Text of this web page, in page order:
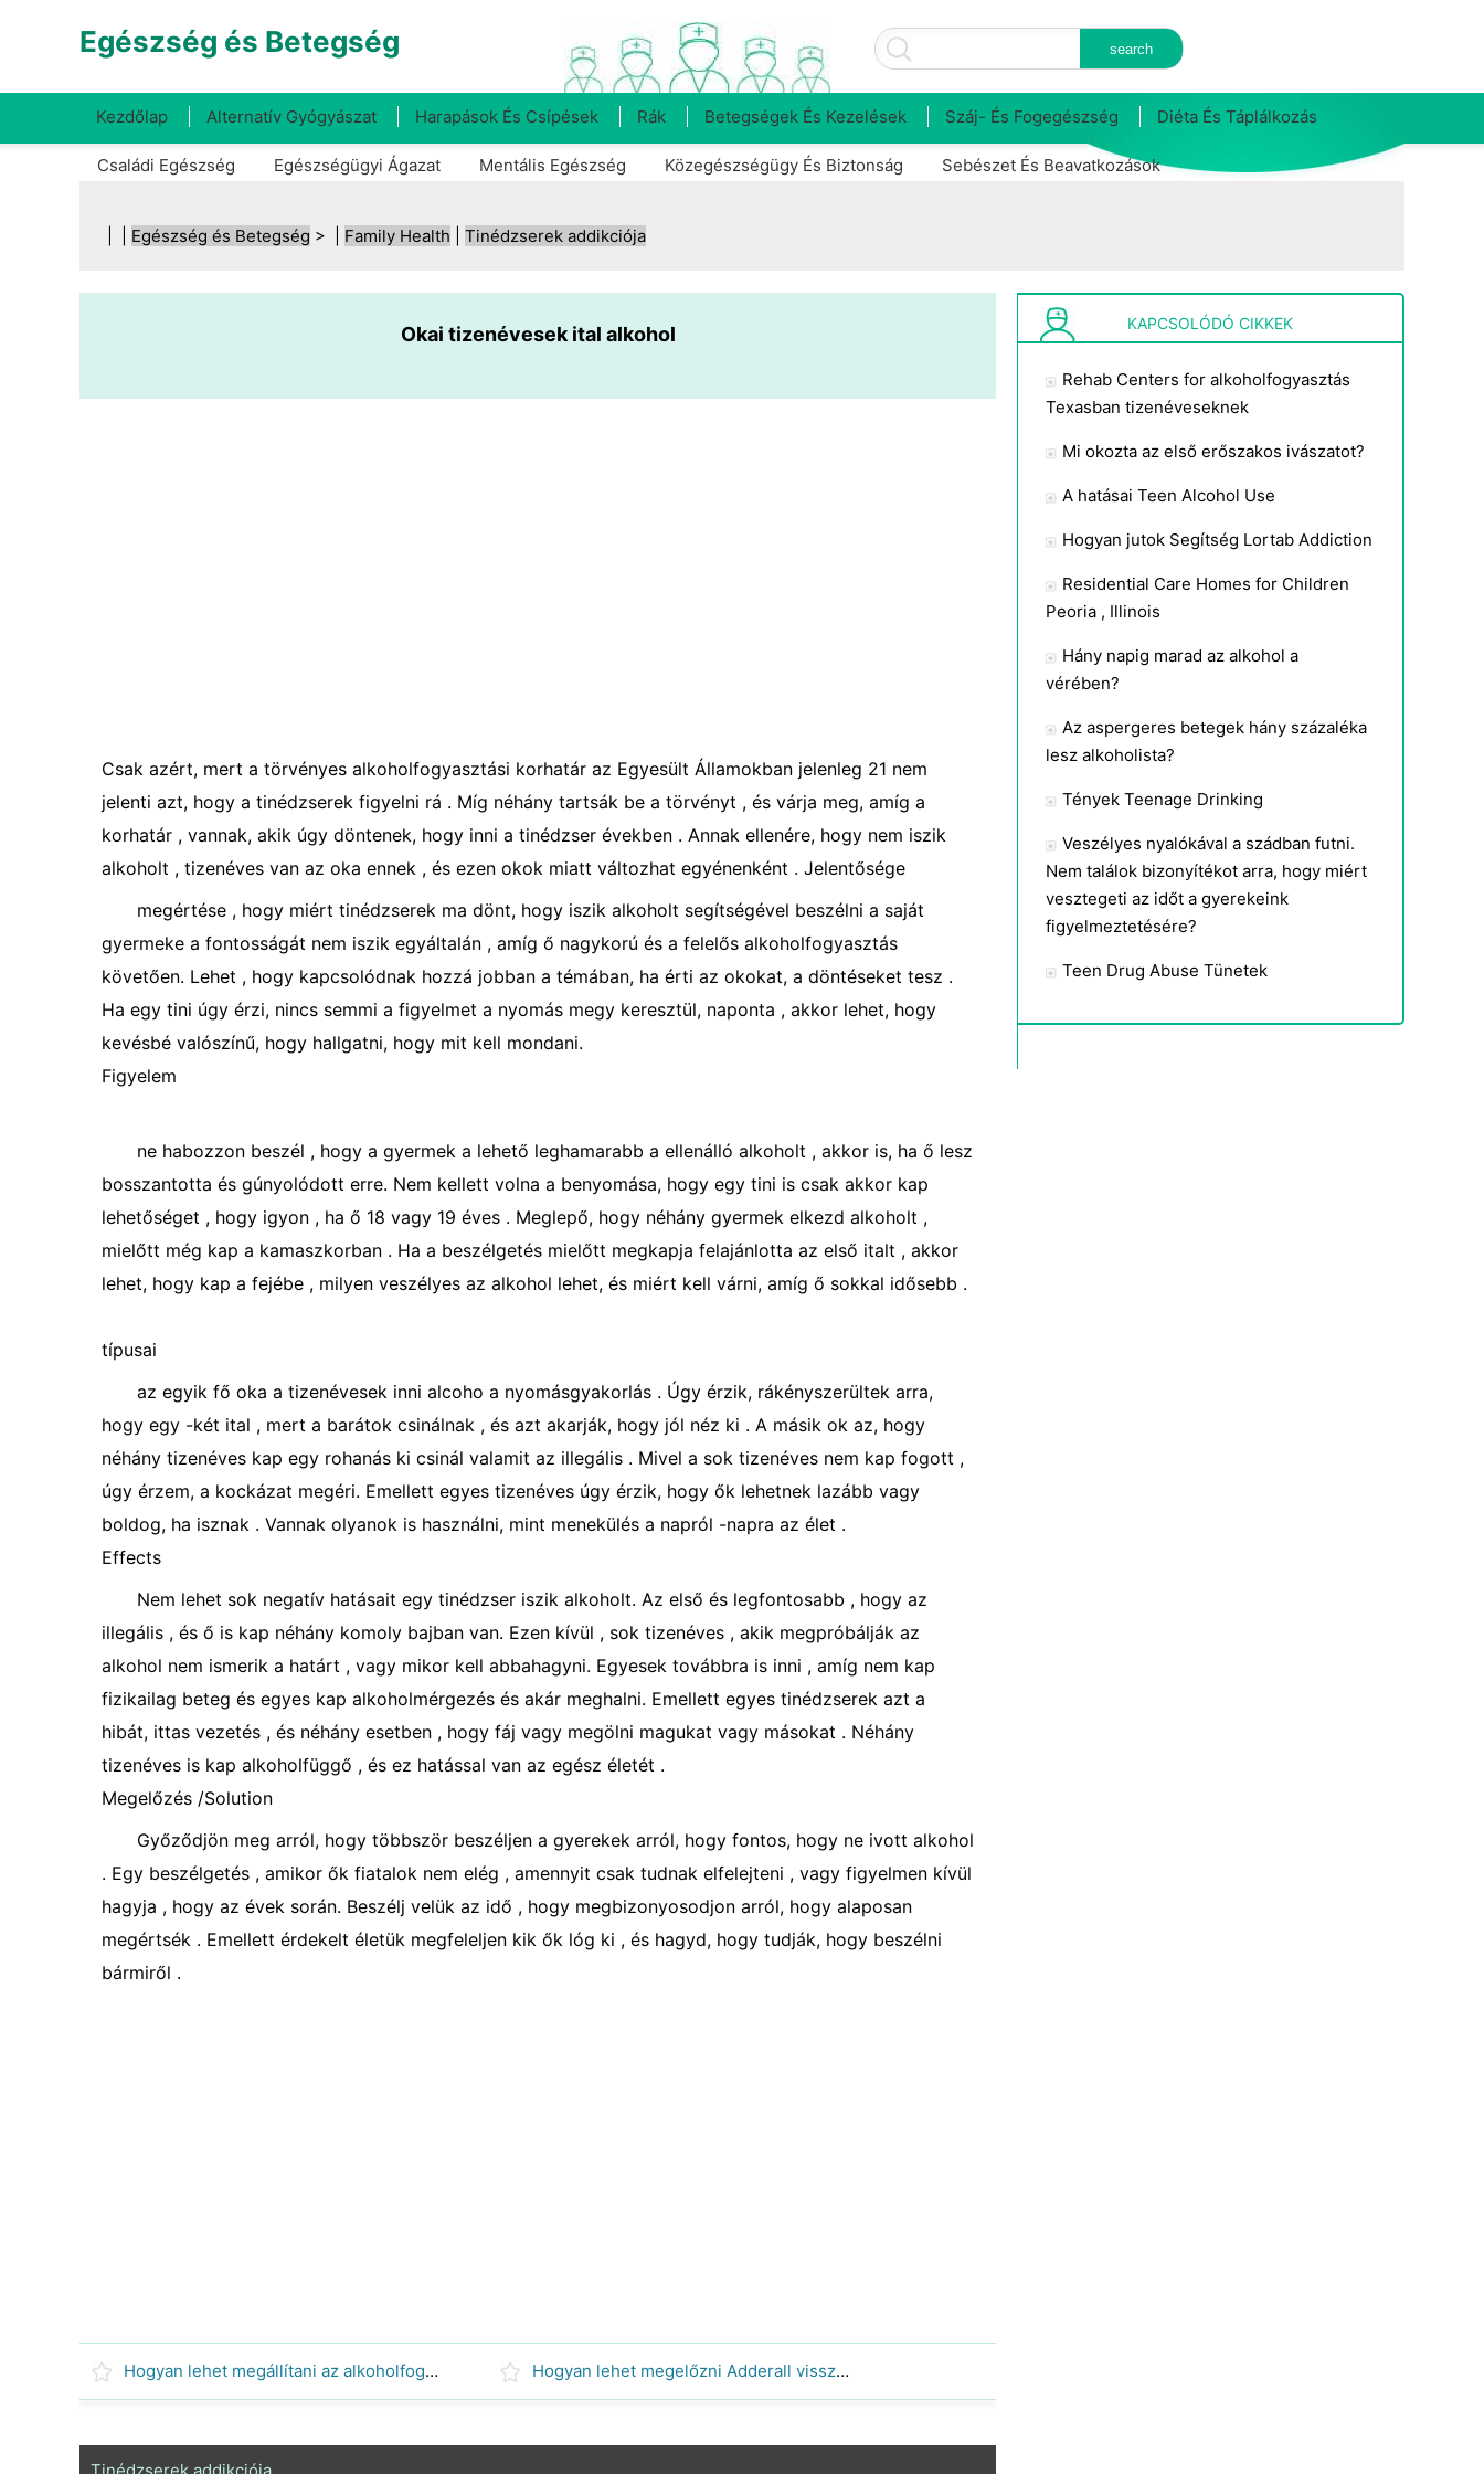
Egészség és Betegség
Kezdőlap Alternatív Gyógyászat Harapások És Csípések Rák Betegségek És Kezelések Száj- És Fogegészség Diéta És Táplálkozás
Családi Egészség Egészségügyi Ágazat Mentális Egészség Közegészségügy És Biztonság Sebészet És Beavatkozások
Egészség és Betegség > | Family Health Tinédzserek addikciója
Okai tizenévesek ital alkohol
Csak azért, mert a törvényes alkoholfogyasztási korhatár az Egyesült Államokban jelenleg 21 nem
jelenti azt, hogy a tinédzserek figyelni rá . Míg néhány tartsák be a törvényt , és várja meg, amíg a
korhatár , vannak, akik úgy döntenek, hogy inni a tinédzser években . Annak ellenére, hogy nem iszik
alkoholt , tizenéves van az oka ennek , és ezen okok miatt változhat egyénenként . Jelentősége
megértése , hogy miért tinédzserek ma dönt, hogy iszik alkoholt segítségével beszélni a saját
gyermeke a fontosságát nem iszik egyáltalán , amíg ő nagykorú és a felelős alkoholfogyasztás
követően. Lehet , hogy kapcsolódnak hozzá jobban a témában, ha érti az okokat, a döntéseket tesz .
Ha egy tini úgy érzi, nincs semmi a figyelmet a nyomás megy keresztül, naponta , akkor lehet, hogy
kevésbé valószínű, hogy hallgatni, hogy mit kell mondani.
Figyelem
ne habozzon beszél , hogy a gyermek a lehető leghamarabb a ellenálló alkoholt , akkor is, ha ő lesz
bosszantotta és gúnyolódott erre. Nem kellett volna a benyomása, hogy egy tini is csak akkor kap
lehetőséget , hogy igyon , ha ő 18 vagy 19 éves . Meglepő, hogy néhány gyermek elkezd alkoholt ,
mielőtt még kap a kamaszkorban . Ha a beszélgetés mielőtt megkapja felajánlotta az első italt , akkor
lehet, hogy kap a fejébe , milyen veszélyes az alkohol lehet, és miért kell várni, amíg ő sokkal idősebb .
típusai
az egyik fő oka a tizenévesek inni alcoho a nyomásgyakorlás . Úgy érzik, rákényszerültek arra,
hogy egy -két ital , mert a barátok csinálnak , és azt akarják, hogy jól néz ki . A másik ok az, hogy
néhány tizenéves kap egy rohanás ki csinál valamit az illegális . Mivel a sok tizenéves nem kap fogott ,
úgy érzem, a kockázat megéri. Emellett egyes tizenéves úgy érzik, hogy ők lehetnek lazább vagy
boldog, ha isznak . Vannak olyanok is használni, mint menekülés a napról -napra az élet .
Effects
Nem lehet sok negatív hatásait egy tinédzser iszik alkoholt. Az első és legfontosabb , hogy az
illegális , és ő is kap néhány komoly bajban van. Ezen kívül , sok tizenéves , akik megpróbálják az
alkohol nem ismerik a határt , vagy mikor kell abbahagyni. Egyesek továbbra is inni , amíg nem kap
fizikailag beteg és egyes kap alkoholmérgezés és akár meghalni. Emellett egyes tinédzserek azt a
hibát, ittas vezetés , és néhány esetben , hogy fáj vagy megölni magukat vagy másokat . Néhány
tizenéves is kap alkoholfüggő , és ez hatással van az egész életét .
Megelőzés /Solution
Győződjön meg arról, hogy többször beszéljen a gyerekek arról, hogy fontos, hogy ne ivott alkohol
. Egy beszélgetés , amikor ők fiatalok nem elég , amennyit csak tudnak elfelejteni , vagy figyelmen kívül
hagyja , hogy az évek során. Beszélj velük az idő , hogy megbizonyosodjon arról, hogy alaposan
megértsék . Emellett érdekelt életük megfeleljen kik ők lóg ki , és hagyd, hogy tudják, hogy beszélni
bármiről .
Hogyan lehet megállítani az alkoholfogyasztás Hogyan lehet megelőzni Adderall visszaélés
KAPCSOLÓDÓ CIKKEK
Rehab Centers for alkoholfogyasztás
Texasban tizenéveseknek
Mi okozta az első erőszakos ivászatot?
A hatásai Teen Alcohol Use
Hogyan jutok Segítség Lortab Addiction
Residential Care Homes for Children
Peoria , Illinois
Hány napig marad az alkohol a
vérében?
Az aspergeres betegek hány százaléka
lesz alkoholista?
Tények Teenage Drinking
Veszélyes nyalókával a szádban futni.
Nem találok bizonyítékot arra, hogy miért
vesztegeti az időt a gyerekeink
figyelmeztetésére?
Teen Drug Abuse Tünetek